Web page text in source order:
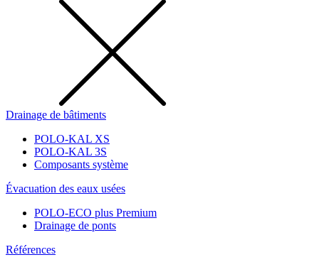
Drainage de bâtiments
POLO-KAL XS
POLO-KAL 3S
Composants système
Évacuation des eaux usées
POLO-ECO plus Premium
Drainage de ponts
Références